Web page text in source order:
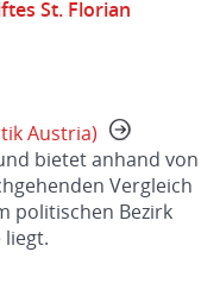
St. Florian
Austria)
bietet anhand von
Vergleich
politischen Bezirk
liegt.